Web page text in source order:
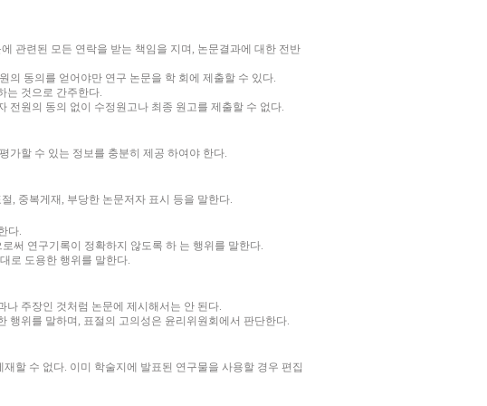
관련된 모든 연락을 받는 책임을 지며, 논문결과에 대한 전반
의 동의를 얻어야만 연구 논문을 학 회에 제출할 수 있다.
는 것으로 간주한다.
전원의 동의 없이 수정원고나 최종 원고를 제출할 수 없다.
가할 수 있는 정보를 충분히 제공 하여야 한다.
, 중복게재, 부당한 논문저자 표시 등을 말한다.
다.
써 연구기록이 정확하지 않도록 하 는 행위를 말한다.
로 도용한 행위를 말한다.
나 주장인 것처럼 논문에 제시해서는 안 된다.
행위를 말하며, 표절의 고의성은 윤리위원회에서 판단한다.
재할 수 없다. 이미 학술지에 발표된 연구물을 사용할 경우 편집